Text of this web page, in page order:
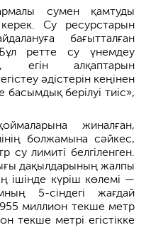
сумен қамтуды
керек. Су ресурстарын
бағытталған
ретте су үнемдеу
егін алқаптарын
әдістерін кеңінен
басымдық берілуі тиіс»,
жиналған,
болжамына сәйкес,
лимиті белгіленген.
дақылдарының жалпы
ішінде күріш көлемі —
5-сіндегі жағдай
миллион текше метр
текше метрі егістікке